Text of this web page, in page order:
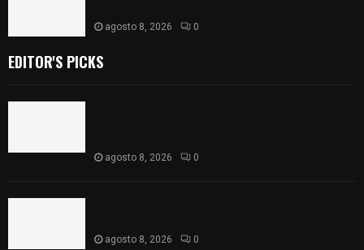
agosto 8, 2026 0
EDITOR'S PICKS
agosto 8, 2026 0
agosto 8, 2026 0